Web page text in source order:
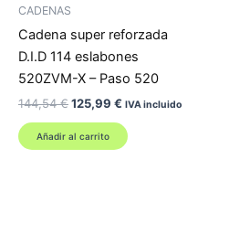
CADENAS
Cadena super reforzada
D.I.D 114 eslabones
520ZVM-X – Paso 520
144,54€El
original
era:
125,99 € El
actual
es:
IVA incluido
Añadir al carrito